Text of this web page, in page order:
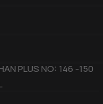
PLUS NO: 146 -150